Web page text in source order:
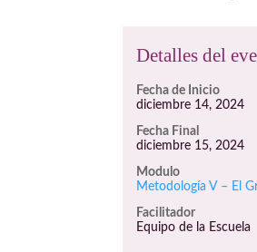
Detalles del
Fecha de Inicio
diciembre 14, 2024
Fecha Final
diciembre 15, 2024
Modulo
Metodología V – El
Facilitador
Equipo de la Escuela